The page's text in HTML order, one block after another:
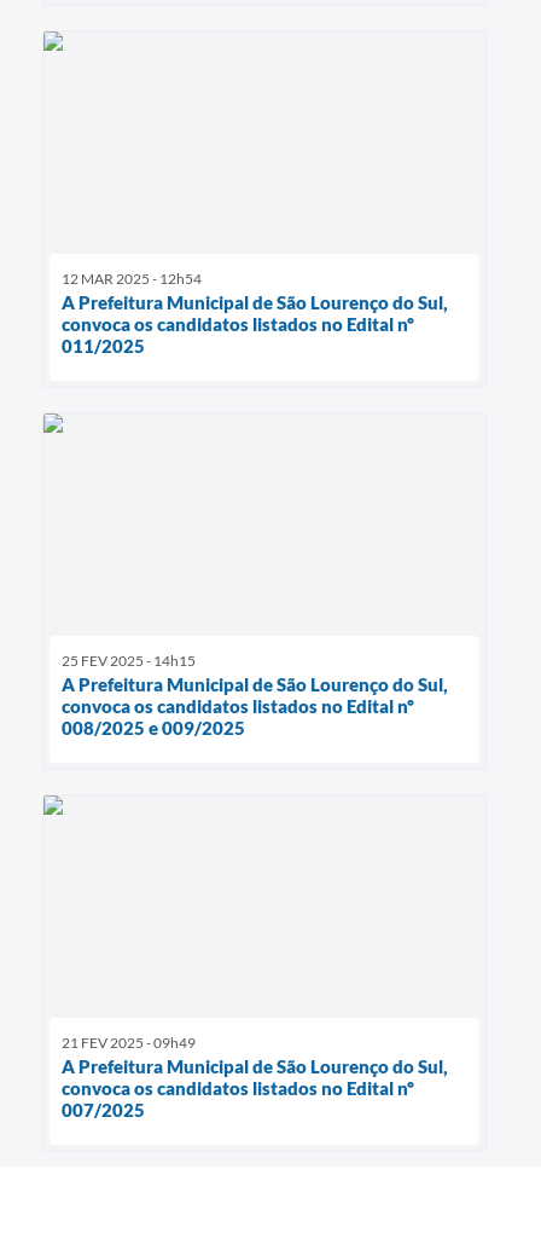
12 MAR 2025 - 12h54
A Prefeitura Municipal de São Lourenço do Sul,
convoca os candidatos listados no Edital nº
011/2025
25 FEV 2025 - 14h15
A Prefeitura Municipal de São Lourenço do Sul,
convoca os candidatos listados no Edital nº
008/2025 e 009/2025
21 FEV 2025 - 09h49
A Prefeitura Municipal de São Lourenço do Sul,
convoca os candidatos listados no Edital nº
007/2025